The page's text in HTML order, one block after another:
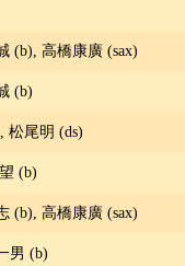
(b), 高橋康廣 (sax)
(b)
松尾明 (ds)
(b)
(b), 高橋康廣 (sax)
男 (b)